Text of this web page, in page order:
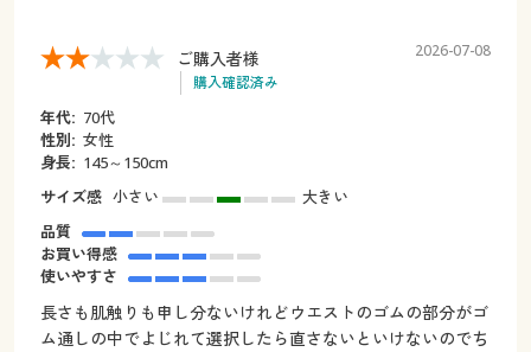
ご購入者様
購入確認済み
2026-07-08
年代: 70代
性別: 女性
身長: 145～150cm
サイズ感 小さい
大きい
品質
お買い得感
使いやすさ
長さも肌触りも申し分ないけれどウエストのゴムの部分がゴ
ム通しの中でよじれて選択したら直さないといけないのでち